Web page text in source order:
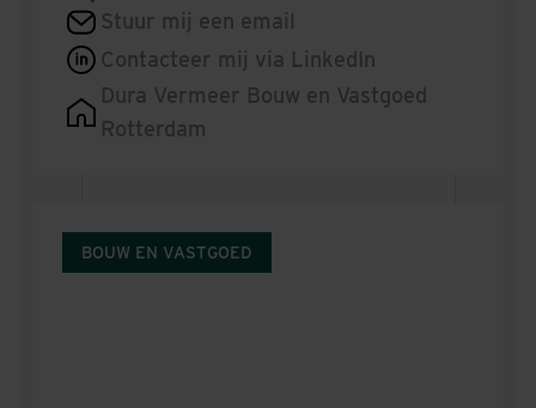
Stuur mij een email
Contacteer mij via LinkedIn
Dura Vermeer Bouw en Vastgoed
Rotterdam
BOUW EN VASTGOED